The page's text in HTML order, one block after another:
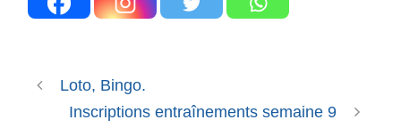
Loto, Bingo.
Inscriptions entraînements semaine 9